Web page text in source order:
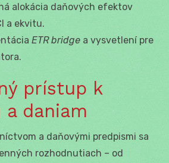
alokácia daňových efektov
a ekvitu.
ETR bridge a vysvetlení pre
prístup k
daniam
a daňovými predpismi sa
rozhodnutiach – od